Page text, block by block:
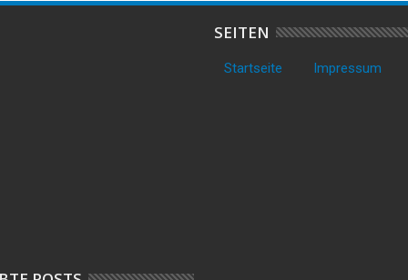
SEITEN
Startseite Impressum